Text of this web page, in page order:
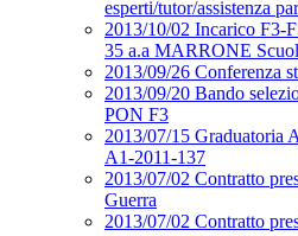
esperti/tutor/assistenza
2013/10/02 Incarico F3-
35 a.a MARRONE
2013/09/26 Conferenza
2013/09/20 Bando
PON F3
2013/07/15 Graduatoria
A1-2011-137
2013/07/02 Contratto
Guerra
2013/07/02 Contratto